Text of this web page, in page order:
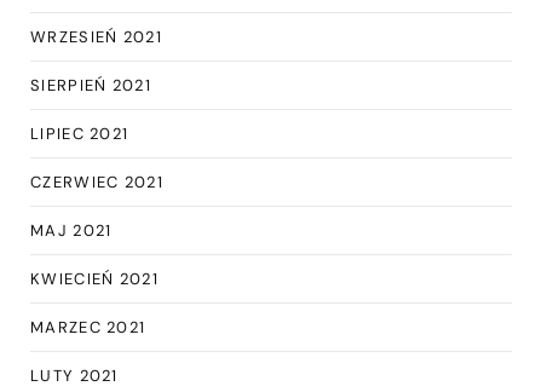
WRZESIEŃ 2021
SIERPIEŃ 2021
LIPIEC 2021
CZERWIEC 2021
MAJ 2021
KWIECIEŃ 2021
MARZEC 2021
LUTY 2021